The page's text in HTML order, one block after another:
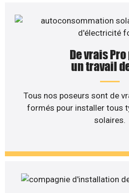
De vrais
un travail
Tous nos poseurs sont de
formés pour installer tous
solaires.